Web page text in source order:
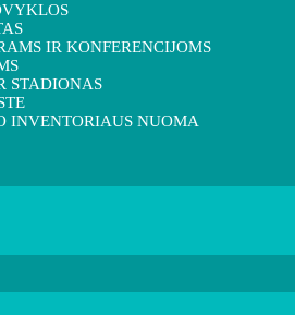
IR KONFERENCIJOMS
STADIONAS
INVENTORIAUS NUOMA